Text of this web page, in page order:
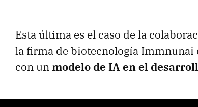
Esta última es el caso de la
la firma de biotecnología Immnunai
con unmodelo de IA en el